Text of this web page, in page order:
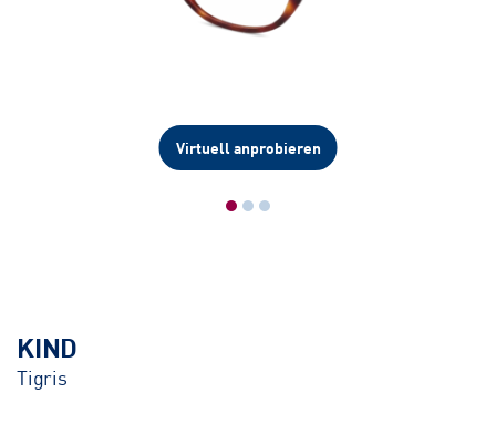
Virtuell anprobieren
KIND
Tigris